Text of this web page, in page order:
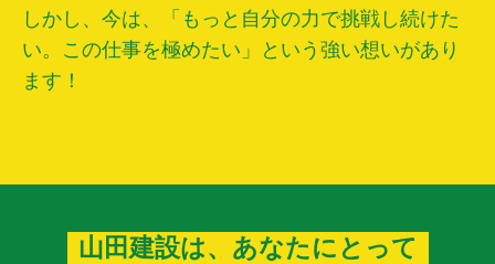
しかし、今は、「もっと自分の力で挑戦し続けた
い。この仕事を極めたい」という強い想いがあり
ます！
山田建設は、あなたにとって